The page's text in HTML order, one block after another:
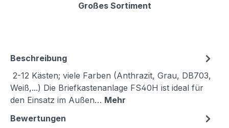
Großes Sortiment
Beschreibung
2-12 Kästen; viele Farben (Anthrazit, Grau, DB703,
Weiß,...) Die Briefkastenanlage FS40H ist ideal für
den Einsatz im Außen… Mehr
Bewertungen